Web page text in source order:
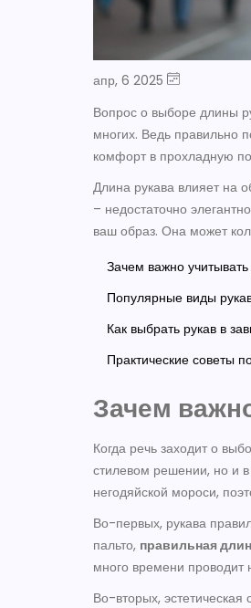
апр, 6 2025
Вопрос о выборе длины
многих. Ведь правильно
комфорт в прохладную
Длина рукава влияет на
– недостаточно
ваш образ. Она может
Зачем важно
Популярные виды
Как выбрать рукав в
Практические советы
Зачем
Когда речь заходит о
стилевом решении, но и
негодяйской мороси,
Во-первых, рукава
пальто, правильная
много времени проводит
Во-вторых,